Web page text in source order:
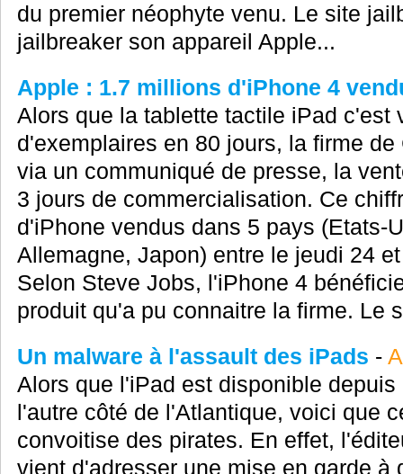
du premier néophyte venu. Le site
jailbreaker son appareil Apple...
Apple : 1.7 millions d'iPhone 4
Alors que la tablette tactile iPad c'est
d'exemplaires en 80 jours, la firme
via un communiqué de presse, la
3 jours de commercialisation. Ce
d'iPhone vendus dans 5 pays (Etats-
Allemagne, Japon) entre le jeudi 24
Selon Steve Jobs, l'iPhone 4
produit qu'a pu connaitre la firme. Le
Un malware à l'assault des iPads -
Alors que l'iPad est disponible
l'autre côté de l'Atlantique, voici que
convoitise des pirates. En effet,
vient d'adresser une mise en garde à